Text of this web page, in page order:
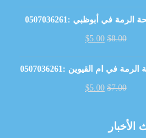
في أبوظبي :0507036261
$8.00
$5.00
في ام القيوين :0507036261
$7.00
$5.00
الأخبار